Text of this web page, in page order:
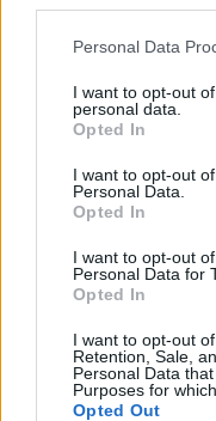
Please note that this
not limited to your visit
grant or deny consent
use your data for
consent section.
Personal Data
I want to opt-out
personal data.
Opted In
I want to opt-out
Personal Data.
Opted In
I want to opt-out
Personal Data for
Opted In
I want to opt-out
Retention, Sale,
Personal Data
Purposes for
Opted Out
Nóra nyolc év
krízishelyzetben
után a férje is csak
babaház. Élete első
A polgári lakást
Prima-díjas tervező
mellett a színpad bal
Nóra azokat az